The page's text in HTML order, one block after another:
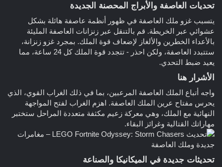
تحديات العاصفة والأبراج المحصنة الجديدة
يتسبب غزو ملك العاصفة في ظهور أنظمة عاصفة هائلة بشكل
عشوائي عبر الخريطة. قم بالتنقل عبر زنزانات العاصفة المليئة
بالأعداء الخطرين والألغاز لإضعاف قوة الملك. بمجرد غزو زنزانة،
ستتبدد العاصفة، ولكن احذر - تتجدد قوة الملك كل 24 ساعة، مما
يعيد ضبط التحدي.
الأشرار هنا
واجه أتباع الملك العاصفة المرعبين، بما في ذلك الغراب القوي، الذي
يحرس مفتاح عرين الملك العاصفة. اهزم الغراب لفتح المواجهة
النهائية مع الملك، وهي معركة زعيم مكثفة متعددة المراحل ستختبر
مهاراتك القتالية وغرائز البقاء.
تحديثات جديدة في الميكانيكا والصناعة